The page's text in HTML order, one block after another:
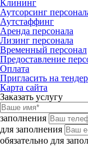
Клининг
Аутсорсинг
Аутстаффинг
Аренда персонала
Лизинг персонала
Временный персонал
Предоставление
Оплата
Пригласить на тендер
Карта сайта
Заказать услугу
заполнения
для заполнения
обязательно для